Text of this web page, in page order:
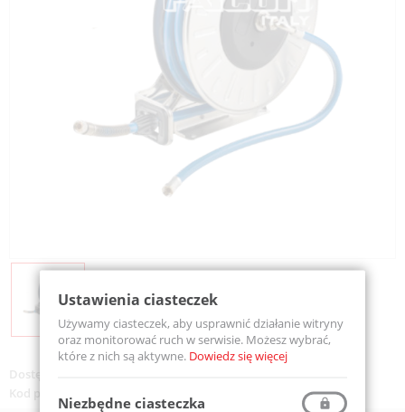
Ustawienia ciasteczek
Używamy ciasteczek, aby usprawnić działanie witryny
oraz monitorować ruch w serwisie. Możesz wybrać,
które z nich są aktywne. Dowiedz się więcej
Niezbędne ciasteczka